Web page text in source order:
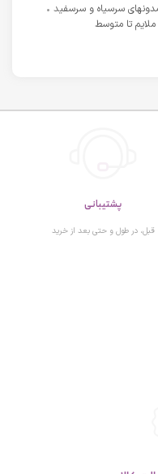
سرسیاه و سرسفید •
ملایم تا متوسط
پشتیبانی
قبل، در طول و حتی بعد از خرید